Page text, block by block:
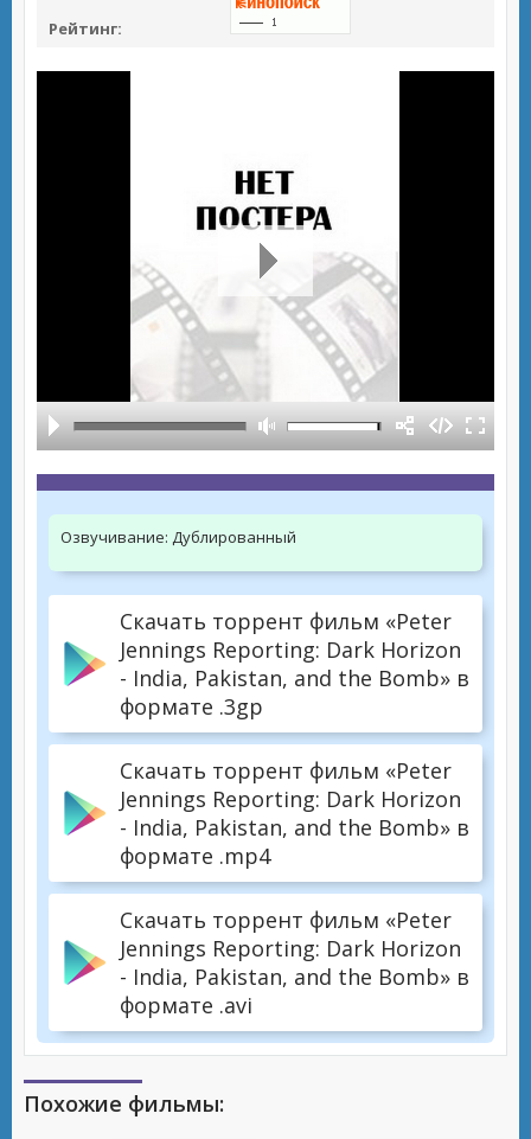
Рейтинг:
Озвучивание: Дублированный
Скачать торрент фильм «Peter
Jennings Reporting: Dark Horizon
- India, Pakistan, and the Bomb» в
формате .3gp
Скачать торрент фильм «Peter
Jennings Reporting: Dark Horizon
- India, Pakistan, and the Bomb» в
формате .mp4
Скачать торрент фильм «Peter
Jennings Reporting: Dark Horizon
- India, Pakistan, and the Bomb» в
формате .avi
Похожие фильмы: